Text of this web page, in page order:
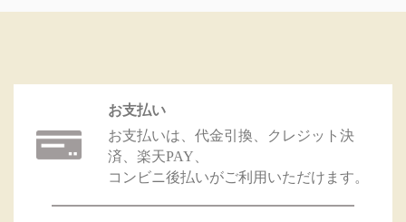
お支払い
お支払いは、代金引換、クレジット決
済、楽天PAY、
コンビニ後払いがご利用いただけます。